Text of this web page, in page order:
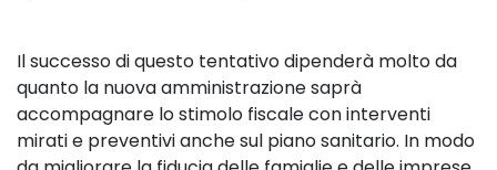
Il successo di questo tentativo dipenderà molto da
quanto la nuova amministrazione saprà
accompagnare lo stimolo fiscale con interventi
mirati e preventivi anche sul piano sanitario. In modo